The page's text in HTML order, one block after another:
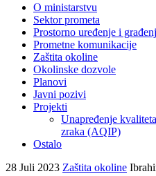
O ministarstvu
Sektor prometa
Prostorno uređenje i
Prometne komunikacije
Zaštita okoline
Okolinske dozvole
Planovi
Javni pozivi
Projekti
Unapređenje kvaliteta
zraka (AQIP)
Ostalo
28 Juli 2023 Zaštita okoline